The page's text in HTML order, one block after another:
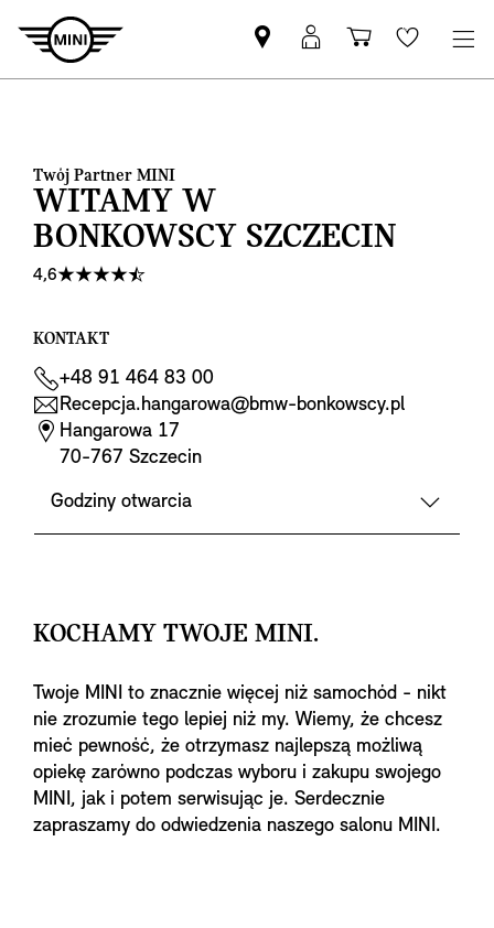
Znajdź
Partnera
Logowanie
MyMini
KoszykWishlist
Twój Partner MINI
WITAMY W
BONKOWSCY SZCZECIN
4,6
KONTAKT
+48 91 464 83 00
Recepcja.hangarowa@bmw-bonkowscy.pl
Hangarowa 17
70-767 Szczecin
Godziny otwarcia
KOCHAMY TWOJE MINI.
Twoje MINI to znacznie więcej niż samochód - nikt
nie zrozumie tego lepiej niż my. Wiemy, że chcesz
mieć pewność, że otrzymasz najlepszą możliwą
opiekę zarówno podczas wyboru i zakupu swojego
MINI, jak i potem serwisując je. Serdecznie
zapraszamy do odwiedzenia naszego salonu MINI.